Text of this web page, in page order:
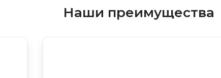
Наши преимущества